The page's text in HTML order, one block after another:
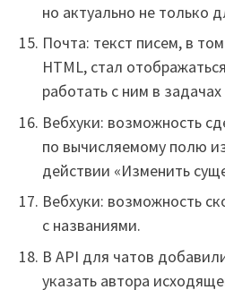
но актуально не только
Почта: текст писем, в
HTML, стал
работать с ним в
Вебхуки: возможность
по вычисляемому полю
действии «Изменить
Вебхуки: возможность
с названиями.
В API для чатов
указать автора